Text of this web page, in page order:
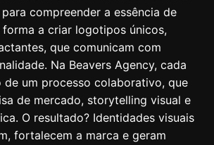
compreender a essência de
a criar logotipos únicos,
que comunicam com
Na Beavers Agency, cada
um processo colaborativo, que
de mercado, storytelling visual e
O resultado? Identidades visuais
fortalecem a marca e geram